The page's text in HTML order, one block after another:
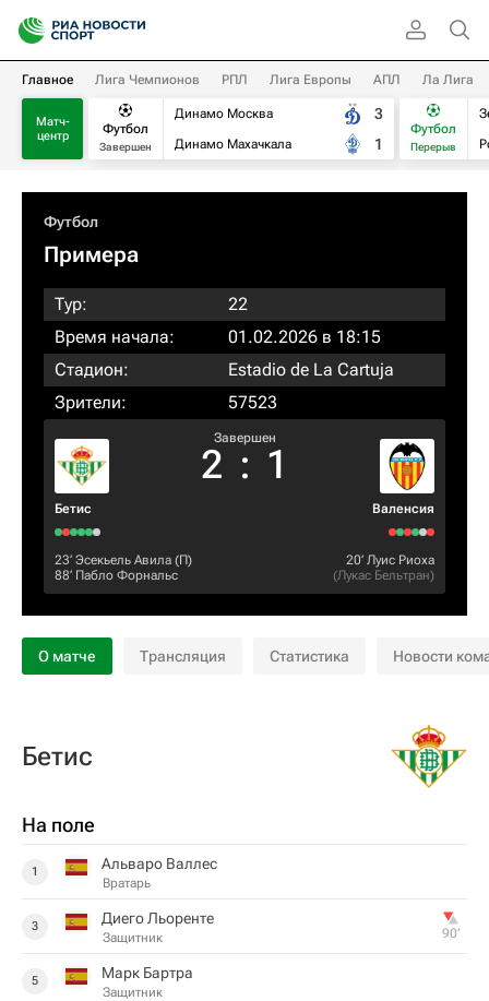
Главное Лига Чемпионов РПЛ Лига Европы АПЛ Ла Лига
Матч-
центр
Футбол
Завершен
Динамо Москва
Динамо Махачкала
3
1
Футбол
Перерыв
Футбол
Примера
Тур:
22
Время начала:
01.02.2026 в 18:15
Стадион:
Estadio de La Cartuja
Зрители:
57523
Бетис
Завершен
2 : 1
Валенсия
23‎’‎ Эсекьель Авила (П)
88‎’‎ Пабло Форнальс
20‎’‎ Луис Риоха
(Лукас Бельтран)
О матче Трансляция Статистика Новости
Бетис
На поле
1 Альваро Валлес
Вратарь
3 Диего Льоренте
Защитник 90‎’‎
5 Марк Бартра
Защитник